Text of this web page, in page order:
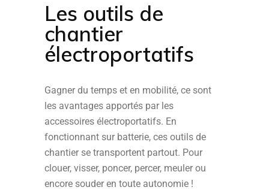
Les outils de
chantier
électroportatifs
Gagner du temps et en mobilité, ce sont
les avantages apportés par les
accessoires électroportatifs. En
fonctionnant sur batterie, ces outils de
chantier se transportent partout. Pour
clouer, visser, poncer, percer, meuler ou
encore souder en toute autonomie !